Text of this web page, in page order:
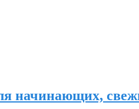
начинающих,